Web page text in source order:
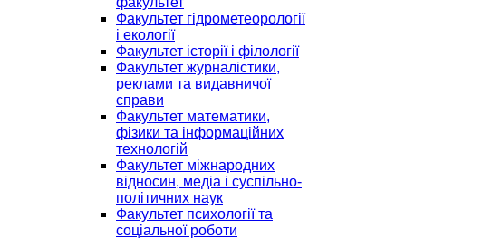
Факультет гідрометеорології
і екології
Факультет історії і філології
Факультет журналістики,
реклами та видавничої
справи
Факультет математики,
фізики та інформаційних
технологій
Факультет міжнародних
відносин, медіа і суспільно-
політичних наук
Факультет психології та
соціальної роботи